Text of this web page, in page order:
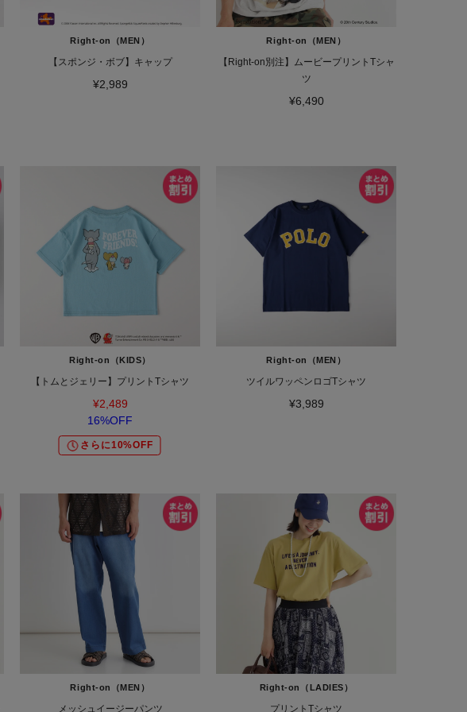
Right-on（MEN）
【スポンジ・ボブ】キャップ
¥2,989
Right-on（MEN）
【Right-on別注】ムービープリントTシャ
ツ
¥6,490
Right-on（KIDS）
【トムとジェリー】プリントTシャツ
¥2,489
16%OFF
さらに10%OFF
Right-on（MEN）
ツイルワッペンロゴTシャツ
¥3,989
Right-on（MEN）
メッシュイージーパンツ
Right-on（LADIES）
プリントTシャツ